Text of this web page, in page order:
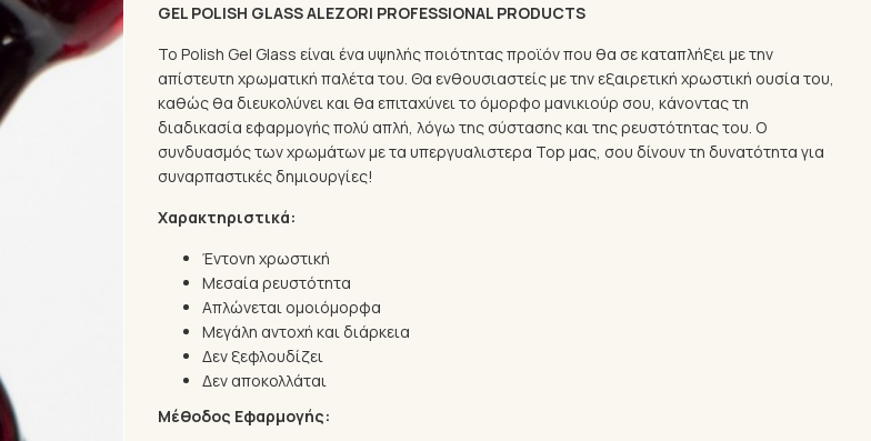
GEL POLISH GLASS ALEZORI PROFESSIONAL PRODUCTS
Το Polish Gel Glass είναι ένα υψηλής ποιότητας προϊόν που θα σε καταπλήξει με την
απίστευτη χρωματική παλέτα του. Θα ενθουσιαστείς με την εξαιρετική χρωστική ουσία του,
καθώς θα διευκολύνει και θα επιταχύνει το όμορφο μανικιούρ σου, κάνοντας τη
διαδικασία εφαρμογής πολύ απλή, λόγω της σύστασης και της ρευστότητας του. Ο
συνδυασμός των χρωμάτων με τα υπεργυαλιστερα Top μας, σου δίνουν τη δυνατότητα για
συναρπαστικές δημιουργίες!
Χαρακτηριστικά:
Έντονη χρωστική
Μεσαία ρευστότητα
Απλώνεται ομοιόμορφα
Μεγάλη αντοχή και διάρκεια
Δεν ξεφλουδίζει
Δεν αποκολλάται
Μέθοδος Εφαρμογής: